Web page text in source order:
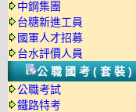
中鋼集團
台糖新進工員
國軍人才招募
台水評價人員
公職國考(套裝)
公職考試
鐵路特考